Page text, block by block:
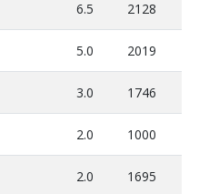
6.5 2128
5.0 2019
3.0 1746
2.0 1000
2.0 1695